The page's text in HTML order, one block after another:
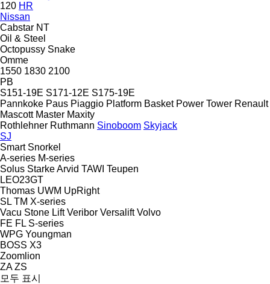
120 HR
Nissan
Cabstar NT
Oil & Steel
Octopussy Snake
Omme
1550 1830 2100
PB
S151-19E S171-12E S175-19E
Pannkoke Paus Piaggio Platform Basket Power Tower Renault
Mascott Master Maxity
Rothlehner Ruthmann Sinoboom Skyjack
SJ
Smart Snorkel
A-series M-series
Solus Starke Arvid TAWI Teupen
LEO23GT
Thomas UWM UpRight
SL TM X-series
Vacu Stone Lift Veribor Versalift Volvo
FE FL S-series
WPG Youngman
BOSS X3
Zoomlion
ZA ZS
모두 표시